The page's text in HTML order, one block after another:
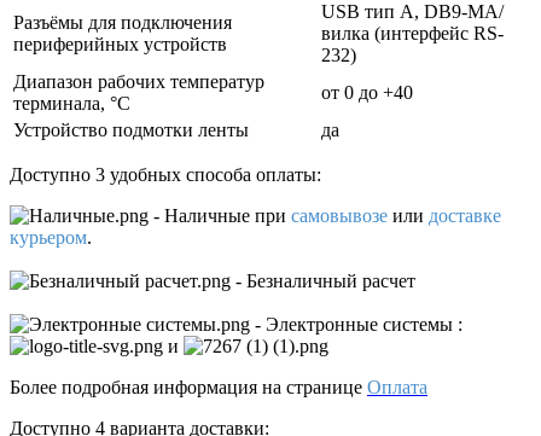
Разъёмы для подключения
периферийных устройств
USB тип А, DB9-MА/
вилка (интерфейс RS-
232)
Диапазон рабочих температур
терминала, °С
от 0 до +40
Устройство подмотки ленты
да
Доступно 3 удобных способа оплаты:
- Наличные при самовывозе или доставке
курьером.
- Безналичный расчет
- Электронные системы :
и
Более подробная информация на странице Оплата
Доступно 4 варианта доставки: